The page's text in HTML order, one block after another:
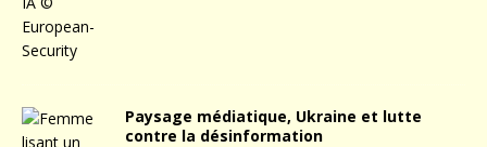
Paysage médiatique, Ukraine et lutte
contre la désinformation